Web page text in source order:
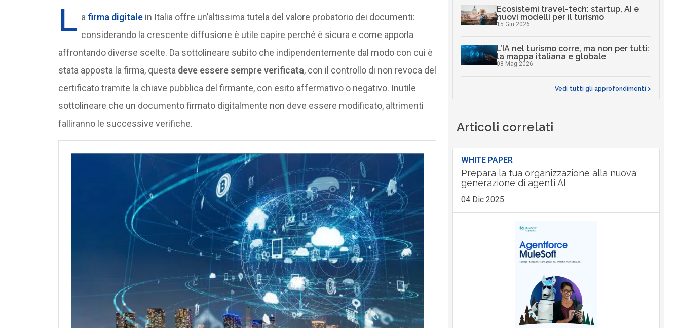
L a firma digitalein Italia offre un’altissima tutela del valore probatorio dei documenti:
considerando la crescente diffusione è utile capire perché è sicura e come apporla
affrontando diverse scelte. Da sottolineare subito che indipendentemente dal modo con cui è
stata apposta la firma, questa deve essere sempre verificata, con il controllo di non revoca del
certificato tramite la chiave pubblica del firmante, con esito affermativo o negativo. Inutile
sottolineare che un documento firmato digitalmente non deve essere modificato, altrimenti
falliranno le successive verifiche.
Ecosistemi travel-tech: startup, AI e
nuovi modelli per il turismo
15 Giu 2026
L’IA nel turismo corre, ma non per tutti:
la mappa italiana e globale
08 Mag 2026
Vedi tutti gli approfondimenti >
Articoli correlati
WHITE PAPER
Prepara la tua organizzazione alla nuova
generazione di agenti AI
04 Dic 2025